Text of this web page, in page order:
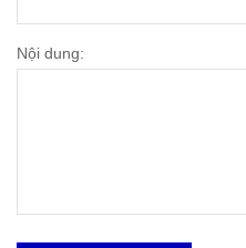
Nội dung: